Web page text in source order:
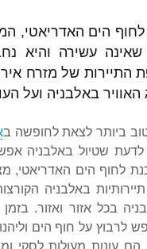
הים האדריאטי,
שאינה עשירה והיא
התיירות של מזרח
באלבניה ועל
ביותר לצאת לחופשה ב
לדעת שטיול באלבניה
לחוף הים האדריאטי,
באלבניה
בכל אזור ואזור.
לרבוץ על חוף הים
הם עונות מעולות לסקי